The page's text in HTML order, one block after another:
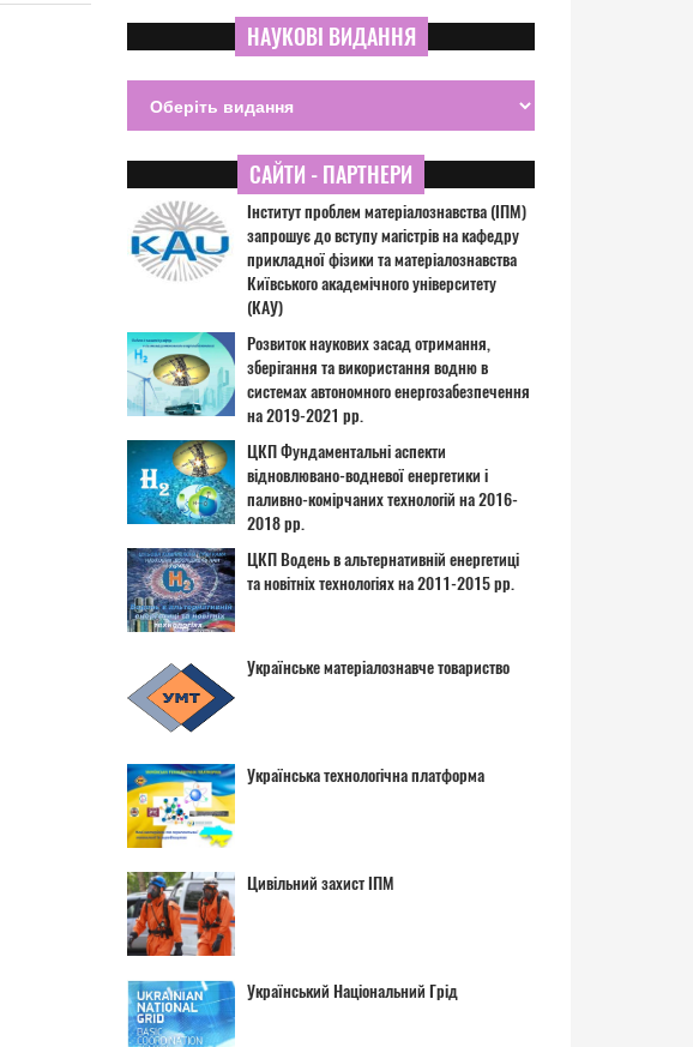
НАУКОВІ ВИДАННЯ
САЙТИ - ПАРТНЕРИ
Інститут проблем матеріалознавства (ІПМ)
запрошує до вступу магістрів на кафедру
прикладної фізики та матеріалознавства
Київського академічного університету
(КАУ)
Розвиток наукових засад отримання,
зберігання та використання водню в
системах автономного енергозабезпечення
на 2019-2021 рр.
ЦКП Фундаментальні аспекти
відновлювано-водневої енергетики і
паливно-комірчаних технологій на 2016-
2018 рр.
ЦКП Водень в альтернативній енергетиці
та новітніх технологіях на 2011-2015 рр.
Українське матеріалознавче товариство
Українська технологічна платформа
Цивільний захист ІПМ
Український Національний Грід